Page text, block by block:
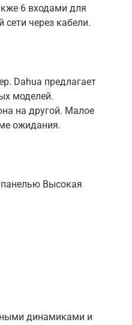
6 входами для
через кабели.
Dahua предлагает
моделей.
на другой. Малое
ожидания.
Высокая
динамиками и